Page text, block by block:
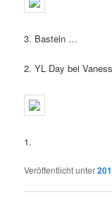
3. Basteln …
2. YL Day bei
1.
Veröffentlicht unter